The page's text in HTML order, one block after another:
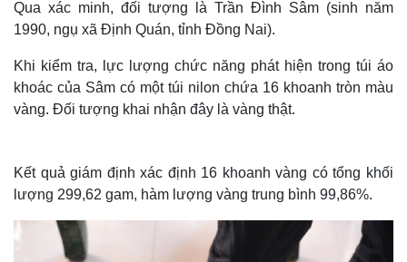
Qua xác minh, đối tượng là Trần Đình Sâm (sinh năm
1990, ngụ xã Định Quán, tỉnh Đồng Nai).
Khi kiểm tra, lực lượng chức năng phát hiện trong túi áo
khoác của Sâm có một túi nilon chứa 16 khoanh tròn màu
vàng. Đối tượng khai nhận đây là vàng thật.
Kết quả giám định xác định 16 khoanh vàng có tổng khối
lượng 299,62 gam, hàm lượng vàng trung bình 99,86%.